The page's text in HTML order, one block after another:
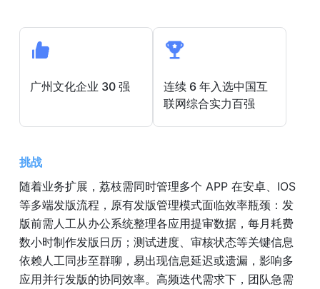
广州文化企业 30 强
连续 6 年入选中国互
联网综合实力百强
挑战
随着业务扩展，荔枝需同时管理多个 APP 在安卓、IOS
等多端发版流程，原有发版管理模式面临效率瓶颈：发
版前需人工从办公系统整理各应用提审数据，每月耗费
数小时制作发版日历；测试进度、审核状态等关键信息
依赖人工同步至群聊，易出现信息延迟或遗漏，影响多
应用并行发版的协同效率。高频迭代需求下，团队急需